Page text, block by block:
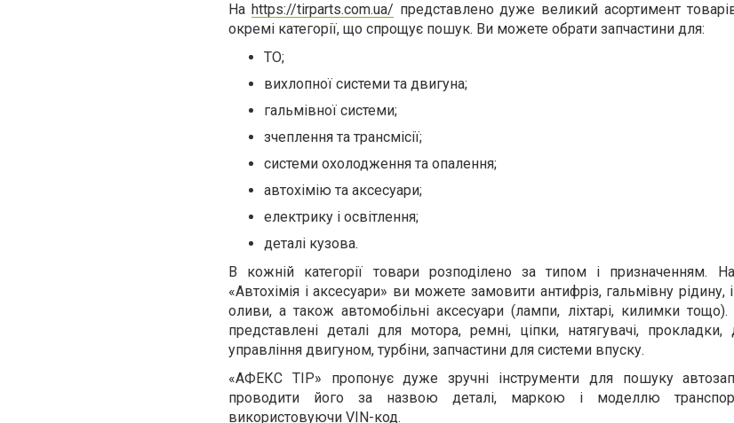
На https://tirparts.com.ua/ представлено дуже великий асортимент
окремі категорії, що спрощує пошук. Ви можете обрати запчастини для:
ТО;
вихлопної системи та двигуна;
гальмівної системи;
зчеплення та трансмісії;
системи охолодження та опалення;
автохімію та аксесуари;
електрику і освітлення;
деталі кузова.
В кожній категорії товари розподілено за типом і призначенням.
«Автохімія і аксесуари» ви можете замовити антифріз, гальмівну рідину,
оливи, а також автомобільні аксесуари (лампи, ліхтарі, килимки тощо).
представлені деталі для мотора, ремні, ціпки, натягувачі,
управління двигуном, турбіни, запчастини для системи впуску.
«АФЕКС ТІР» пропонує дуже зручні інструменти для пошуку
проводити його за назвою деталі, маркою і моделлю
використовуючи VIN-код.